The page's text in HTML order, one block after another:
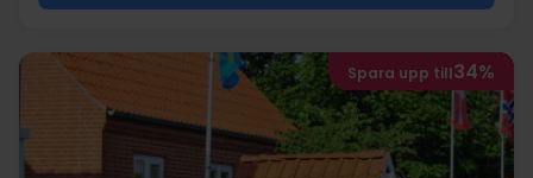
Spara upp till34%